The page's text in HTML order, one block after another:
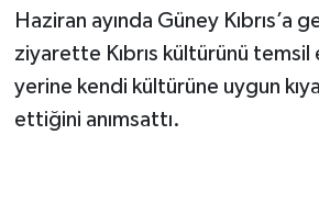
Haziran ayında Güney Kıbrıs’a
ziyarette Kıbrıs kültürünü temsil
yerine kendi kültürüne uygun
ettiğini anımsattı.